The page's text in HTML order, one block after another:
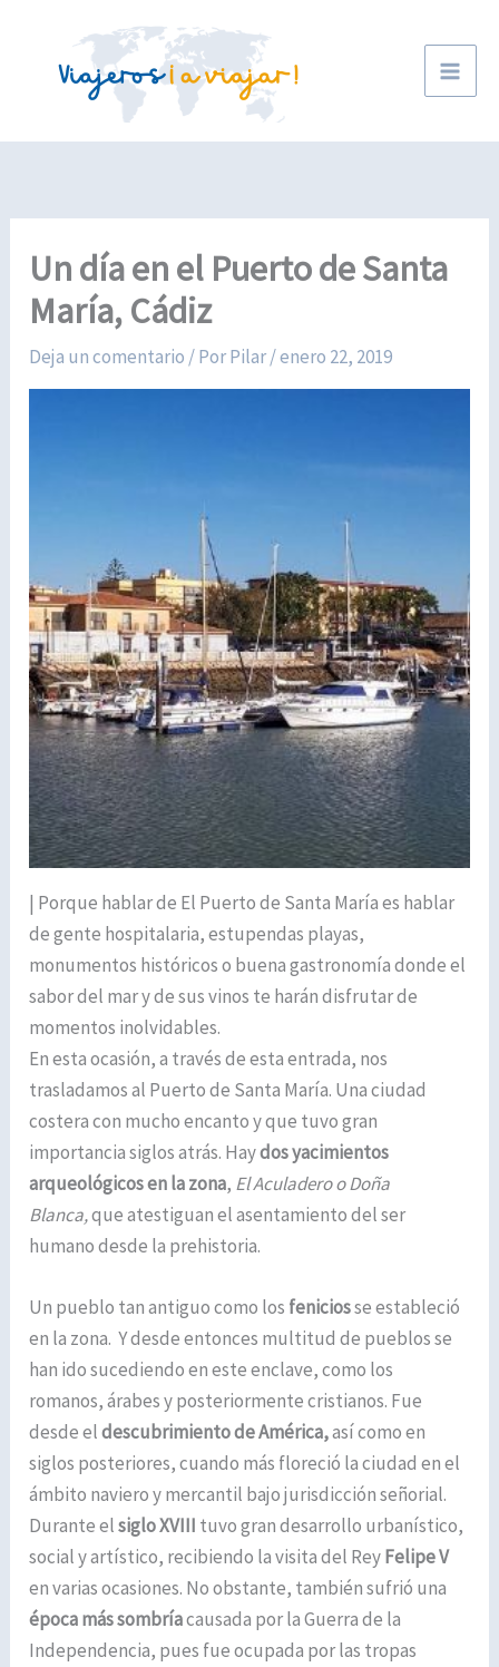
contenido
Un día en el Puerto de Santa
María, Cádiz
Deja un comentario / PorPilar/enero 22, 2019
| Porque hablar de El Puerto de Santa María es hablar
de gente hospitalaria, estupendas playas,
monumentos históricos o buena gastronomía donde el
sabor del mar y de sus vinos te harán disfrutar de
momentos inolvidables.
En esta ocasión, a través de esta entrada, nos
trasladamos al Puerto de Santa María. Una ciudad
costera con mucho encanto y que tuvo gran
importancia siglos atrás. Haydos yacimientos
arqueológicos en la zona, El Aculadero o Doña
Blanca,que atestiguan el asentamiento del ser
humano desde la prehistoria.
Un pueblo tan antiguo como los feniciosse estableció
en la zona. Y desde entonces multitud de pueblos se
han ido sucediendo en este enclave, como los
romanos, árabes y posteriormente cristianos. Fue
desde eldescubrimiento de América,así como en
siglos posteriores, cuando más floreció la ciudad en el
ámbito naviero y mercantil bajo jurisdicción señorial.
Durante elsiglo XVIII tuvo gran desarrollo urbanístico,
social y artístico, recibiendo la visita del ReyFelipe V
en varias ocasiones. No obstante, también sufrió una
época más sombríacausada por la Guerra de la
Independencia, pues fue ocupada por las tropas